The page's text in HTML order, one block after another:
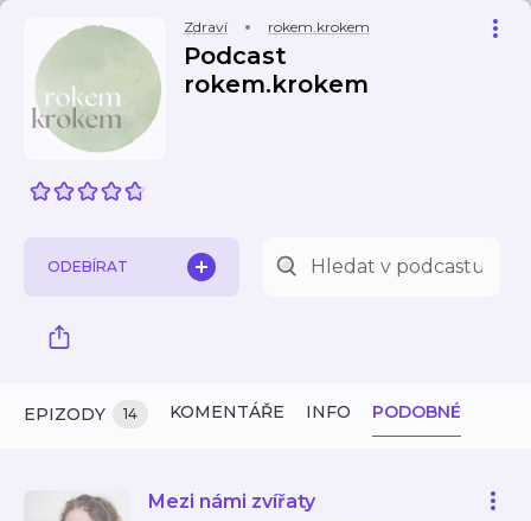
Zdraví rokem.krokem
Podcast
rokem.krokem
ODEBÍRAT
EPIZODY 14 KOMENTÁŘE INFO PODOBNÉ
Mezi námi zvířaty